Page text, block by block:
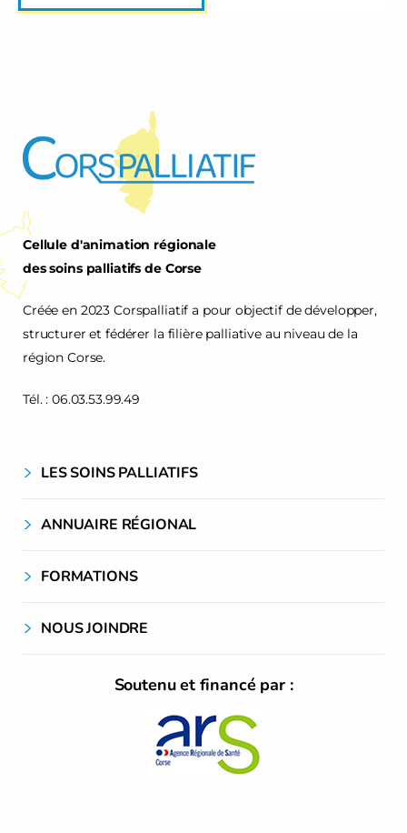
Cellule d'animation régionale
des soins palliatifs de Corse
Créée en 2023 Corspalliatif a pour objectif de développer,
structurer et fédérer la filière palliative au niveau de la
région Corse.
Tél. : 06.03.53.99.49
LES SOINS PALLIATIFS
ANNUAIRE RÉGIONAL
FORMATIONS
NOUS JOINDRE
Soutenu et financé par :